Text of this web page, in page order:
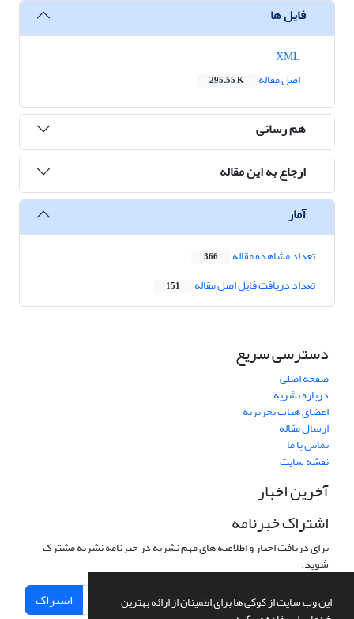
این وب سایت از کوکی ها برای اطمینان از ارائه بهترین
فایل ها
اصل مقاله
295.55 K
هم رسانی
ارجاع به این مقاله
آمار
تعداد مشاهده مقاله 366
تعداد دریافت فایل اصل مقاله 151
دسترسی سریع
صفحه اصلی
درباره نشریه
اعضای هیات تحریریه
ارسال مقاله
تماس با ما
نقشه سایت
آخرین اخبار
اشتراک خبرنامه
برای دریافت اخبار و اطلاعیه های مهم نشریه در خبرنامه نشریه مشترک
شوید.
اشتراک